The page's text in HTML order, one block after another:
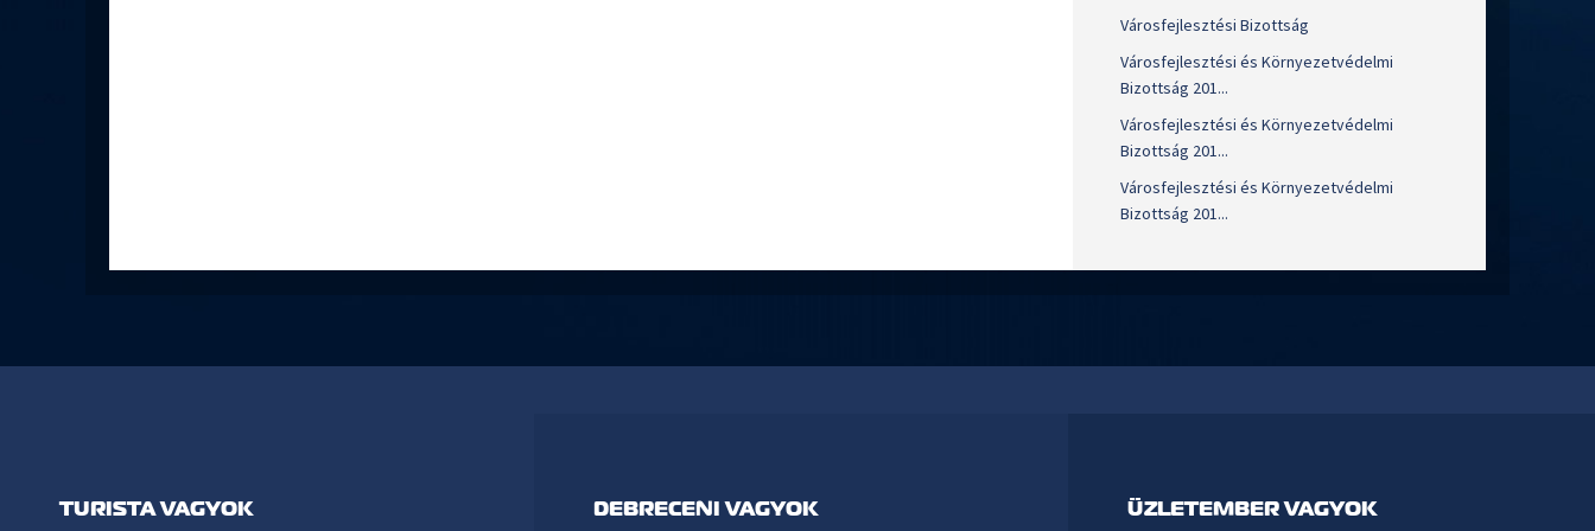
Városfejlesztési Bizottság
Városfejlesztési és Környezetvédelmi
Bizottság 201...
Városfejlesztési és Környezetvédelmi
Bizottság 201...
Városfejlesztési és Környezetvédelmi
Bizottság 201...
TURISTA VAGYOK DEBRECENI VAGYOK ÜZLETEMBER VAGYOK